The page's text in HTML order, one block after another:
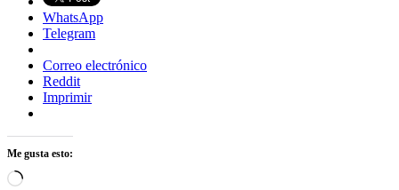
WhatsApp
Telegram
Correo electrónico
Reddit
Imprimir
Me gusta esto:
Cargando...